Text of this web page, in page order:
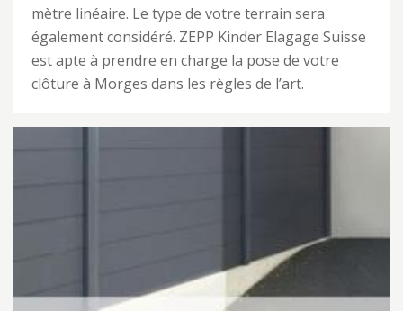
mètre linéaire. Le type de votre terrain sera
également considéré. ZEPP Kinder Elagage Suisse
est apte à prendre en charge la pose de votre
clôture à Morges dans les règles de l’art.